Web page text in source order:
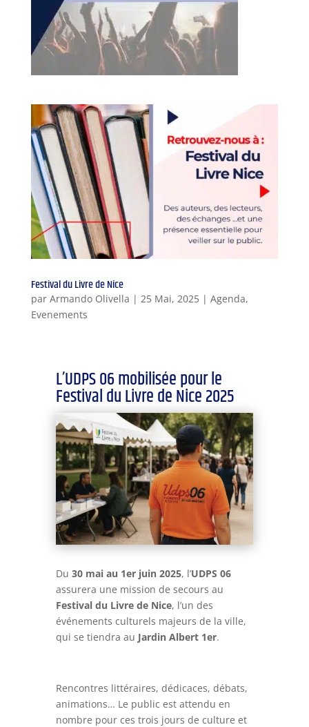
Festival du Livre de Nice
par Armando Olivella | 25 Mai, 2025| Agenda,
Evenements
L’UDPS 06 mobilisée pour le
Festival du Livre de Nice 2025
Du 30 mai au 1er juin 2025, l’UDPS 06
assurera une mission de secours au
Festival du Livre de Nice, l’un des
événements culturels majeurs de la ville,
qui se tiendra au Jardin Albert 1er.
Rencontres littéraires, dédicaces, débats,
animations… Le public est attendu en
nombre pour ces trois jours de culture et